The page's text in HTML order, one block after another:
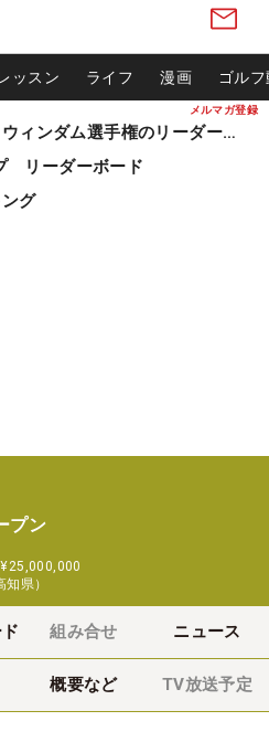
メルマガ登録
ッスン ライフ 漫画 ゴル
松山英樹ら出場 ウィンダム選手権のリーダーボード
リーダーボード
グ
プン
¥25,000,000
県）
組み合せ ニュース
概要など TV放送予定